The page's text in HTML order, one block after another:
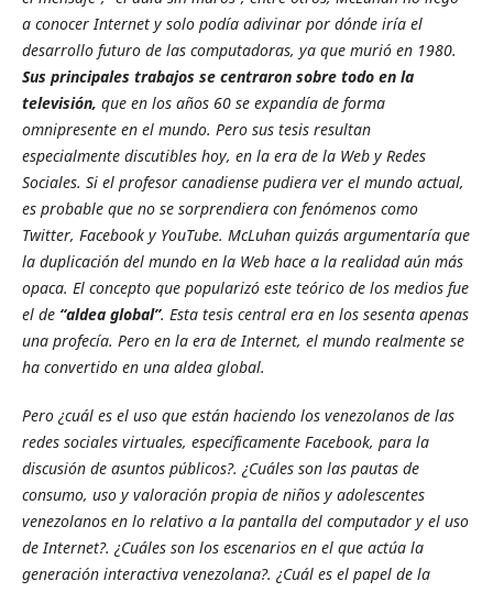
a conocer Internet y solo podía adivinar por dónde iría el
desarrollo futuro de las computadoras, ya que murió en 1980.
Sus principales trabajos se centraron sobre todo en la
televisión, que en los años 60 se expandía de forma
omnipresente en el mundo. Pero sus tesis resultan
especialmente discutibles hoy, en la era de la Web y Redes
Sociales. Si el profesor canadiense pudiera ver el mundo actual,
es probable que no se sorprendiera con fenómenos como
Twitter, Facebook y YouTube. McLuhan quizás argumentaría que
la duplicación del mundo en la Web hace a la realidad aún más
opaca. El concepto que popularizó este teórico de los medios fue
el de “aldea global”. Esta tesis central era en los sesenta apenas
una profecía. Pero en la era de Internet, el mundo realmente se
ha convertido en una aldea global.
Pero ¿cuál es el uso que están haciendo los venezolanos de las
redes sociales virtuales, específicamente Facebook, para la
discusión de asuntos públicos?. ¿Cuáles son las pautas de
consumo, uso y valoración propia de niños y adolescentes
venezolanos en lo relativo a la pantalla del computador y el uso
de Internet?. ¿Cuáles son los escenarios en el que actúa la
generación interactiva venezolana?. ¿Cuál es el papel de la